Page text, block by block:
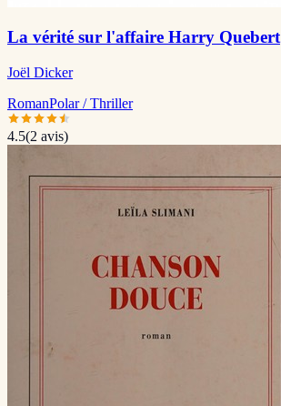
La vérité sur l'affaire Harry Quebert
Joël Dicker
RomanPolar / Thriller
4.5(2 avis)